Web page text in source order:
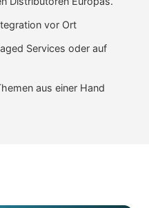
vor Ort
Services oder auf
aus einer Hand